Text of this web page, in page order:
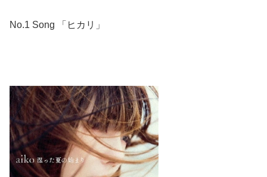
No.1 Song 「ヒカリ」